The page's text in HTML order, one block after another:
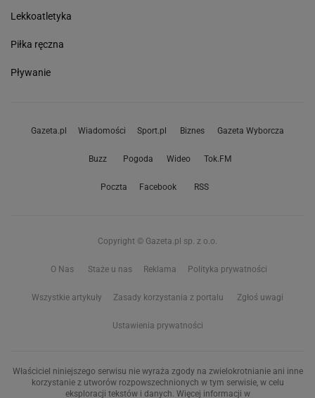
Lekkoatletyka
Piłka ręczna
Pływanie
Gazeta.pl Wiadomości Sport.pl Biznes Gazeta Wyborcza
Buzz Pogoda Wideo Tok.FM
Poczta Facebook RSS
Copyright © Gazeta.pl sp. z o.o.
O Nas Staże u nas Reklama Polityka prywatności
Wszystkie artykuły Zasady korzystania z portalu Zgłoś uwagi
Ustawienia prywatności
Właściciel niniejszego serwisu nie wyraża zgody na zwielokrotnianie ani inne
korzystanie z utworów rozpowszechnionych w tym serwisie, w celu
eksploracji tekstów i danych. Więcej informacji w